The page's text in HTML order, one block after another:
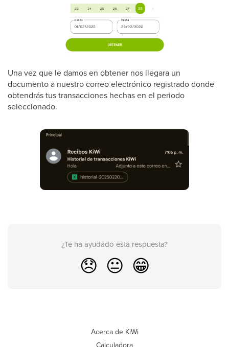
Una vez que le damos en obtener nos llegara un
documento a nuestro correo electrónico registrado donde
obtendrás tus transacciones hechas en el periodo
seleccionado.
¿Te ha ayudado esta respuesta?
😞 😐 😁
Acerca de KiWi